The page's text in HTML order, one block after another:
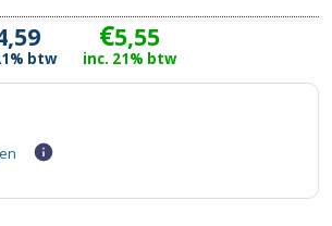
btw
€5,55
inc. 21% btw